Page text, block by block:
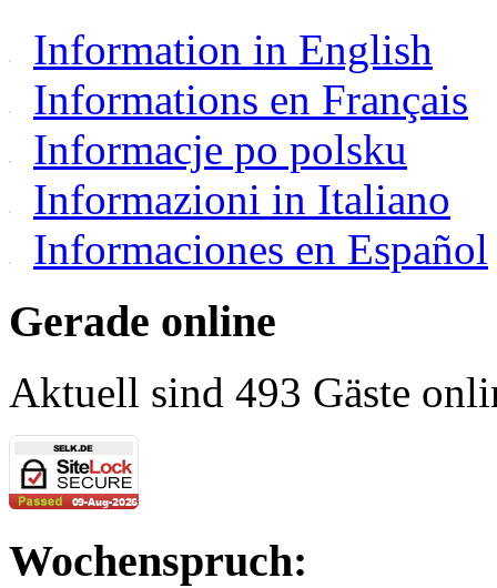
Information in English
Informations en Français
Informacje po polsku
Informazioni in Italiano
Informaciones en Español
Gerade online
Aktuell sind 493 Gäste
Wochenspruch: